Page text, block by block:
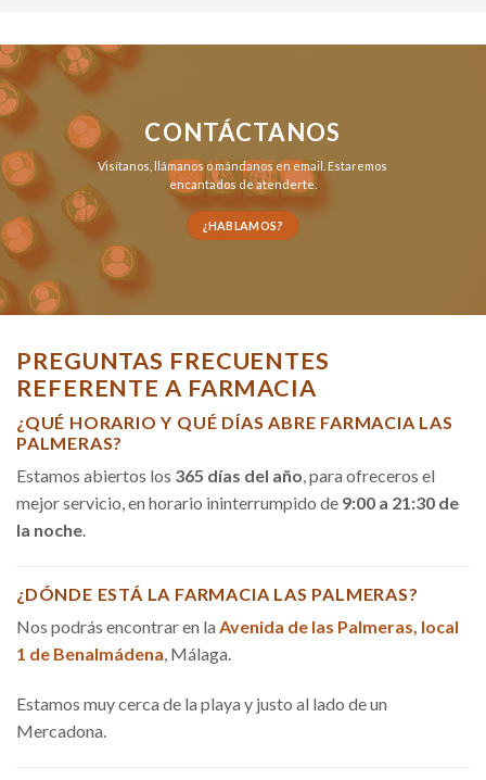
CONTÁCTANOS
Visítanos, llámanosomándanos en email . Estaremos
encantados de atenderte.
¿HABLAMOS?
PREGUNTAS FRECUENTES
REFERENTE A FARMACIA
¿QUÉ HORARIO Y QUÉ DÍAS ABRE FARMACIA LAS
PALMERAS?
Estamos abiertos los 365 días del año, para ofreceros el
mejor servicio, en horario ininterrumpido de 9:00 a 21:30 de
la noche.
¿DÓNDE ESTÁ LA FARMACIA LAS PALMERAS?
Nos podrás encontrar en la Avenida de las Palmeras, local
1 de Benalmádena, Málaga.
Estamos muy cerca de la playa y justo al lado de un
Mercadona.